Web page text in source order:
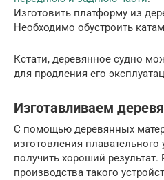
Изготовить платформу из
Необходимо обустроить
Кстати, деревянное судно
для продления его
Изготавливаем
С помощью деревянных
изготовления
получить хороший
производства такого